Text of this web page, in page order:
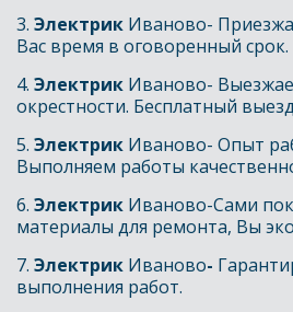
3. Электрик Иваново-
Вас время в оговоренный срок.
4. Электрик Иваново-
окрестности. Бесплатный
5. Электрик Иваново- Опыт
Выполняем работы
6. Электрик Иваново-Сами
материалы для ремонта, Вы
7. Электрик Иваново-
выполнения работ.